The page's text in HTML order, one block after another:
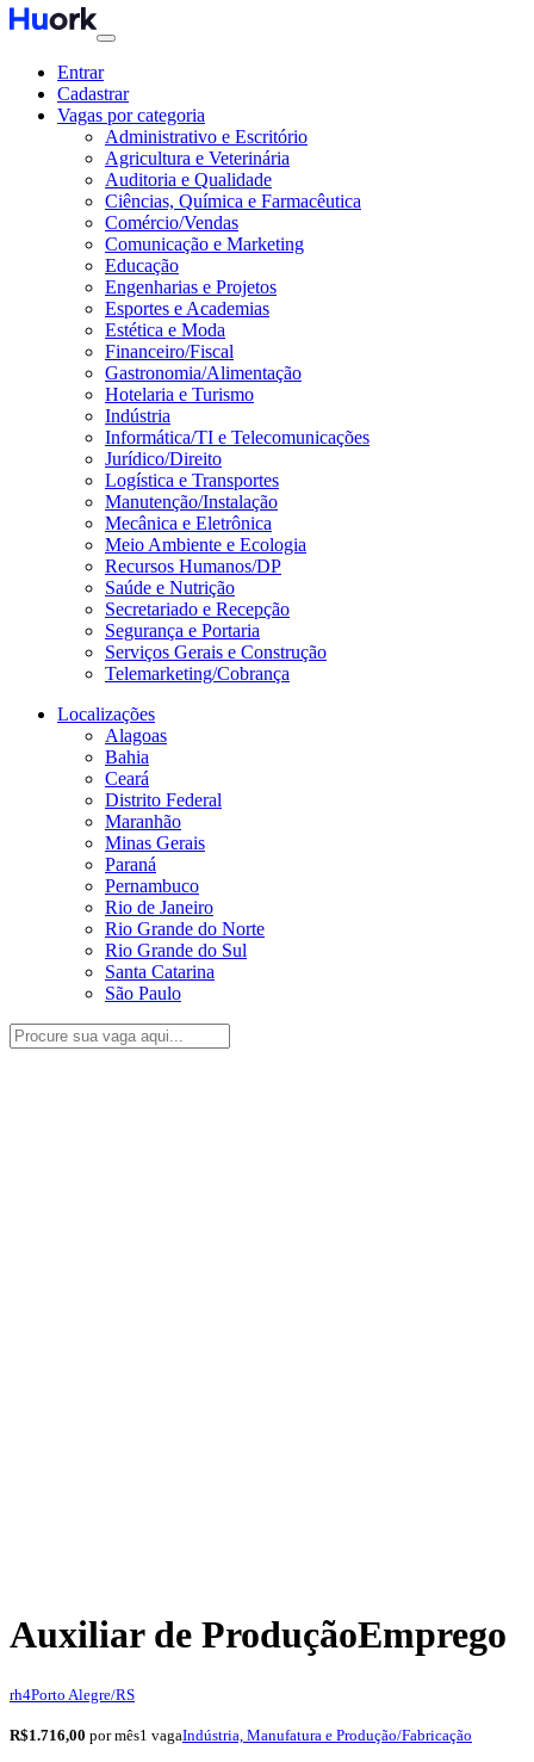
Entrar
Cadastrar
Vagas por categoria
Administrativo e Escritório
Agricultura e Veterinária
Auditoria e Qualidade
Ciências, Química e Farmacêutica
Comércio/Vendas
Comunicação e Marketing
Educação
Engenharias e Projetos
Esportes e Academias
Estética e Moda
Financeiro/Fiscal
Gastronomia/Alimentação
Hotelaria e Turismo
Indústria
Informática/TI e Telecomunicações
Jurídico/Direito
Logística e Transportes
Manutenção/Instalação
Mecânica e Eletrônica
Meio Ambiente e Ecologia
Recursos Humanos/DP
Saúde e Nutrição
Secretariado e Recepção
Segurança e Portaria
Serviços Gerais e Construção
Telemarketing/Cobrança
Localizações
Alagoas
Bahia
Ceará
Distrito Federal
Maranhão
Minas Gerais
Paraná
Pernambuco
Rio de Janeiro
Rio Grande do Norte
Rio Grande do Sul
Santa Catarina
São Paulo
Auxiliar de ProduçãoEmprego
rh4Porto Alegre/RS
R$1.716,00 por mês1 vagaIndústria, Manufatura e Produção/Fabricação